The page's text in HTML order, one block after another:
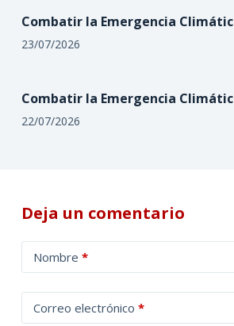
Combatir la Emergencia
23/07/2026
Combatir la Emergencia
22/07/2026
Deja un comentario
Nombre *
Correo electrónico *
l
t